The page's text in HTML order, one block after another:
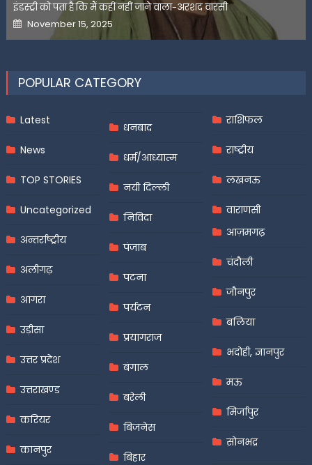
इंडस्ट्री को पता है कि मैं कहीं नहीं जाने वाला-अरशद वारसी
Posted
on
November 15, 2025
POPULAR CATEGORY
Latest
News
TOP STORIES
Uncategorized
अन्तर्राष्ट्रीय
अलीगढ़
आगरा
उड़ीसा
उत्तर प्रदेश
उत्तराखण्ड
करियर
कानपुर
धनबाद
धर्म/आध्यात्म
नयी दिल्ली
निविदा
पंजाब
पटना
पर्यटन
प्रयागराज
बंगाल
बरेली
बिजनेस
बिहार
राशिफल
राष्ट्रीय
लखनऊ
वाराणसी
आज़मगढ़
चंदौली
जौनपुर
बलिया
भदोही, ज्ञानपुर
मऊ
मिर्जापुर
सोनभद्र